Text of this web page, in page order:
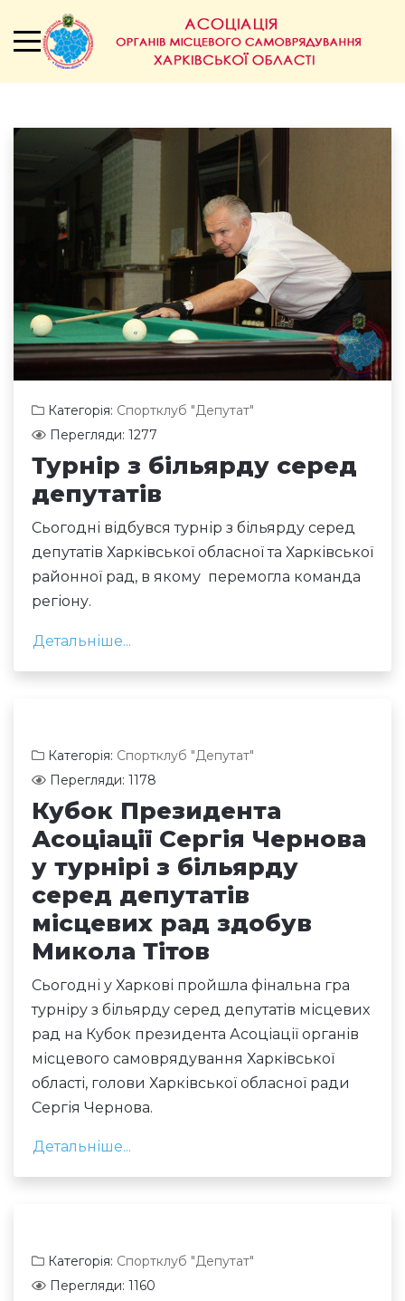
Категорія: Спортклуб "Депутат"
Перегляди: 1277
Турнір з більярду серед
депутатів
Сьогодні відбувся турнір з більярду серед
депутатів Харківської обласної та Харківської
районної рад, в якому перемогла команда
регіону.
Детальніше...
Категорія: Спортклуб "Депутат"
Перегляди: 1178
Кубок Президента
Асоціації Сергія Чернова
у турнірі з більярду
серед депутатів
місцевих рад здобув
Микола Тітов
Сьогодні у Харкові пройшла фінальна гра
турніру з більярду серед депутатів місцевих
рад на Кубок президента Асоціації органів
місцевого самоврядування Харківської
області, голови Харківської обласної ради
Сергія Чернова.
Детальніше...
Категорія: Спортклуб "Депутат"
Перегляди: 1160